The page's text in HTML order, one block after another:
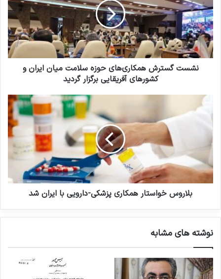
و
د
ر
ا
و
ا
ت
گ
س
ت
ر
ش
ه
ی
ح
و
ز
ل
م
ی
ا
نشست گسترش همکاری‌های حوزه سلامت میان ایران و
کشورهای آفریقایی برگزار گردید
ر
و
س
خ
و
ا
ه
ا
ر
بلاروس خواستار همکاری پزشکی-دارویی با ایران شد
نوشته های مشابه